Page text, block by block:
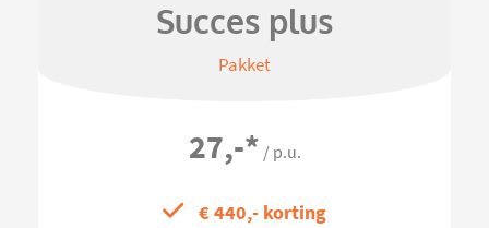
Succes plus
Pakket
27,-* / p.u.
€ 440,- korting